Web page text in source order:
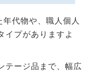
代物や、職人個人
イプがありますよ
テージ品まで、幅広